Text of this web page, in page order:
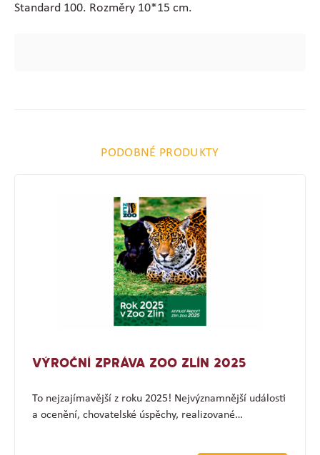
Standard 100. Rozměry 10*15 cm.
PODOBNÉ PRODUKTY
VÝROČNÍ ZPRÁVA ZOO ZLÍN 2025
To nejzajímavější z roku 2025! Nejvýznamnější události
a ocenění, chovatelské úspěchy, realizované…